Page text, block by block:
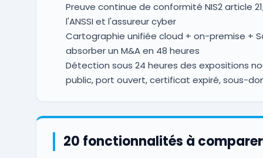
Preuve continue de conformité NIS2 article
l'ANSSI et l'assureur cyber
Cartographie unifiée cloud + on-premise +
absorber un M&A en 48 heures
Détection sous 24 heures des expositions
public, port ouvert, certificat expiré, sous-
20 fonctionnalités à comparer